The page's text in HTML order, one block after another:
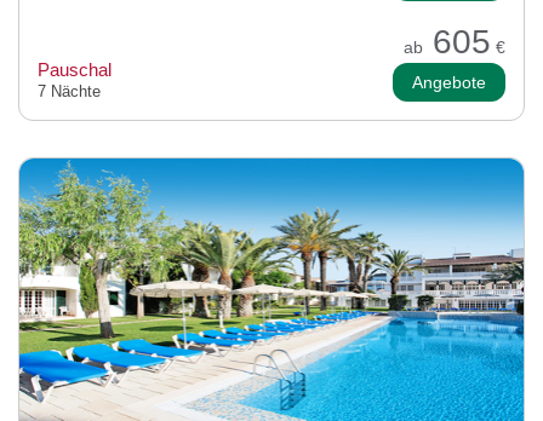
ab 605 €
Pauschal
7 Nächte Angebote